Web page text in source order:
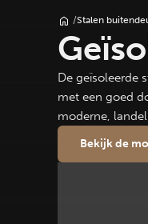
/Stalen
De geïsoleerde
met een goed
moderne,
Bekijk de